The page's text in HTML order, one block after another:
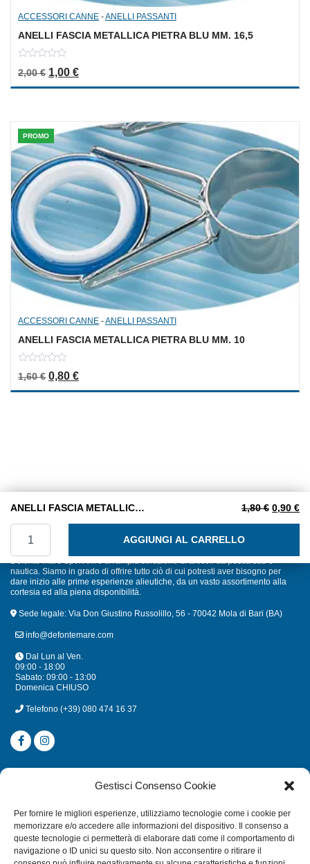
Gestisci Consenso Cookie
Per fornire le migliori esperienze, utilizziamo tecnologie come i cookie per
memorizzare e/o accedere alle informazioni del dispositivo. Il consenso a
queste tecnologie ci permetterà di elaborare dati come il comportamento di
navigazione o ID unici su questo sito. Non acconsentire o ritirare il
ACCESSORI CANNE -ANELLI PASSANTI
ANELLI FASCIA METALLICA PIETRA BLU MM. 16,5
out
2,00€ Il prezzo originale era: 2,00 €.
1,00 €Il prezzo attuale è: 1,00 €.
PROMO
ACCESSORI CANNE -ANELLI PASSANTI
ANELLI FASCIA METALLICA PIETRA BLU MM. 10
out
of
1,60€ Il prezzo originale era: 1,60 €.
0,80 €Il prezzo attuale è: 0,80 €.
ANELLI FASCIA METALLICA PIETRA BLU MM. 12 1,80€ Il
0,90 €Il
AGGIUNGI AL CARRELLO
Defonte Mare Sport offre un'ampia selezione di articoli da pesca sub e
nautica. Siamo in grado di offrire tutto ciò di cui potresti aver bisogno per
dare inizio alle prime esperienze alieutiche, da un vasto assortimento alla
cortesia ed alla piena disponibilità.
Sede legale: Via Don Giustino Russolillo, 56 - 70042 Mola di Bari (BA)
info@defontemare.com
Dal Lun al Ven.
09:00 - 18:00
Sabato: 09:00 - 13:00
Domenica CHIUSO
Telefono (+39) 080 474 16 37
CATEGORIE
MULINELLI
CANNE